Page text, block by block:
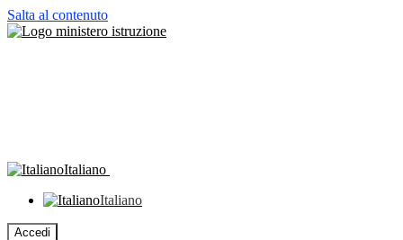
Salta al contenuto
Italiano
Italiano
Accedi